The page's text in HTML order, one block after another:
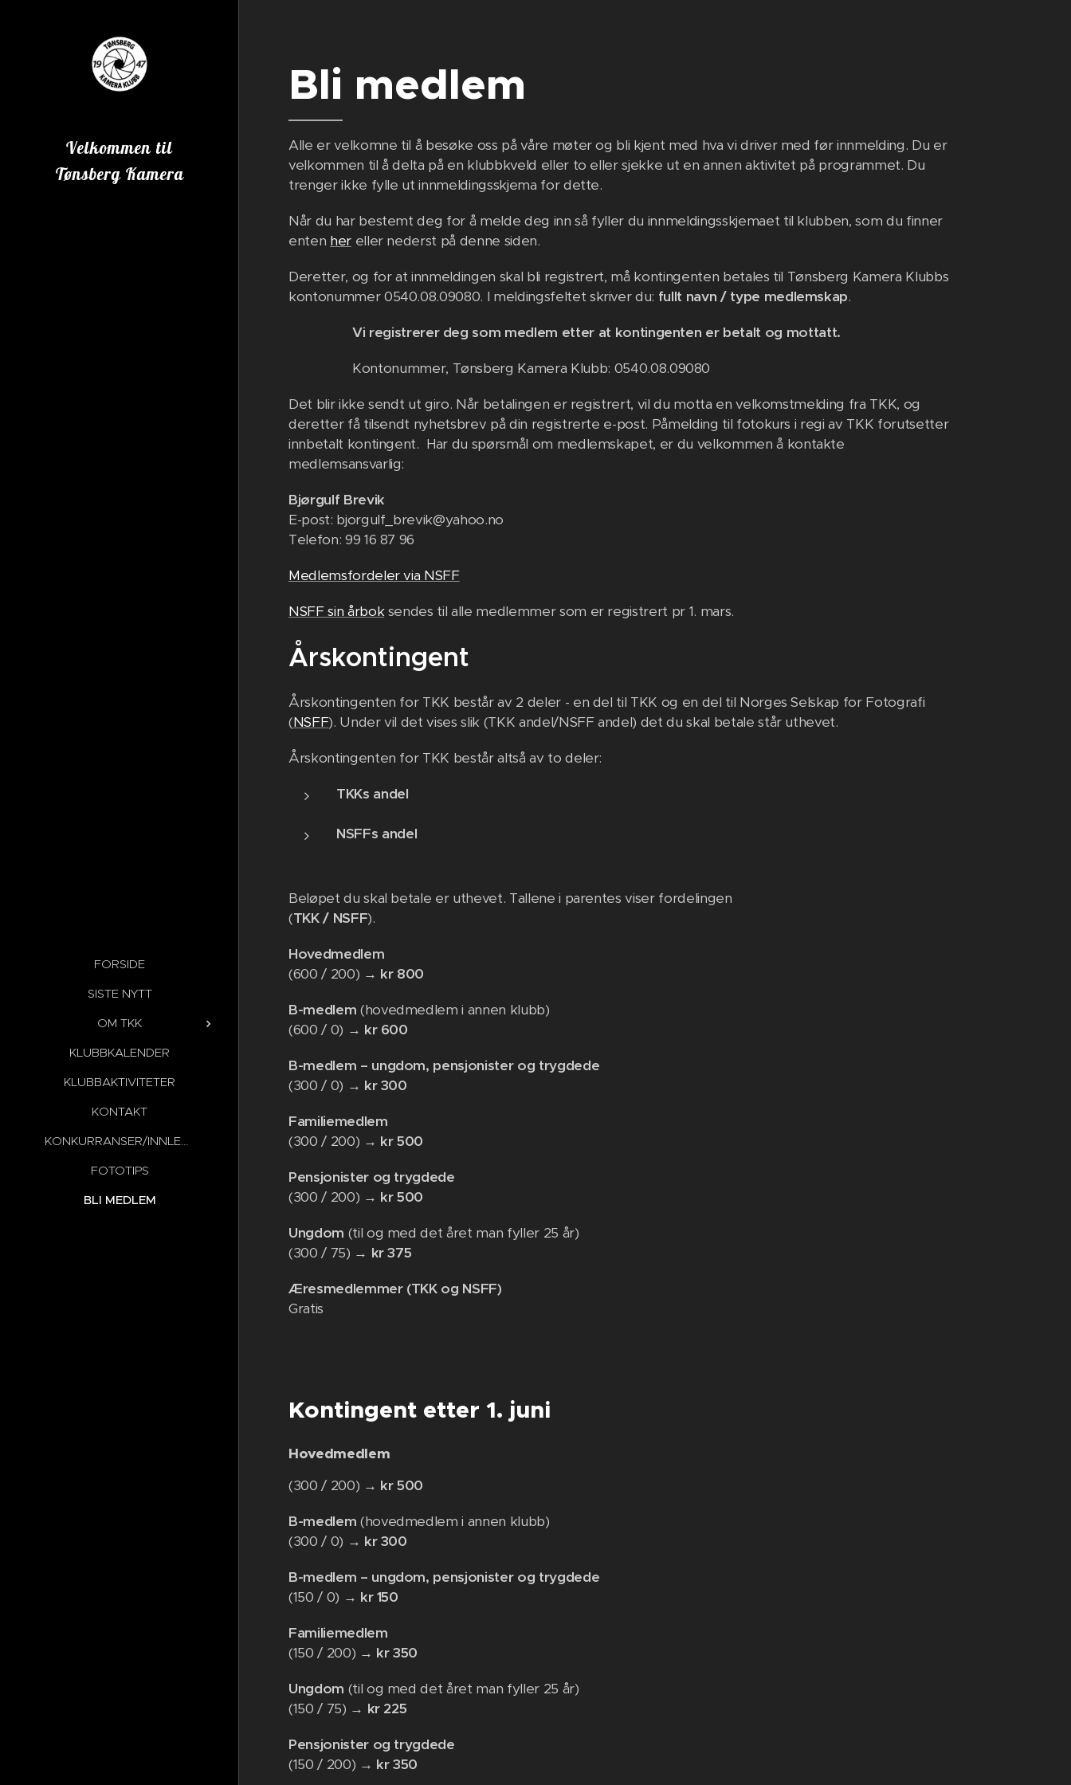
Velkommen til
Tønsberg Kamera
FORSIDE
SISTE NYTT
OM TKK
KLUBBKALENDER
KLUBBAKTIVITETER
KONTAKT
KONKURRANSER/INNLEVERINGER
FOTOTIPS
BLI MEDLEM
Bli medlem
Alle er velkomne til å besøke oss på våre møter og bli kjent med hva vi driver med før innmelding. Du er
velkommen til å delta på en klubbkveld eller to eller sjekke ut en annen aktivitet på programmet. Du
trenger ikke fylle ut innmeldingsskjema for dette.
Når du har bestemt deg for å melde deg inn så fyller du innmeldingsskjemaet til klubben, som du finner
enten hereller nederst på denne siden.
Deretter, og for at innmeldingen skal bli registrert, må kontingenten betales til Tønsberg Kamera Klubbs
kontonummer 0540.08.09080. I meldingsfeltet skriver du: fullt navn / type medlemskap.
Vi registrerer deg som medlem etter at kontingenten er betalt og mottatt.
Kontonummer, Tønsberg Kamera Klubb: 0540.08.09080
Det blir ikke sendt ut giro. Når betalingen er registrert, vil du motta en velkomstmelding fra TKK, og
deretter få tilsendt nyhetsbrev på din registrerte e-post. Påmelding til fotokurs i regi av TKK forutsetter
innbetalt kontingent. Har du spørsmål om medlemskapet, er du velkommen å kontakte
medlemsansvarlig:
Bjørgulf Brevik
E-post: bjorgulf_brevik@yahoo.no
Telefon: 99 16 87 96
Medlemsfordeler via NSFF
NSFF sin årboksendes til alle medlemmer som er registrert pr 1. mars.
Årskontingent
Årskontingenten for TKK består av 2 deler - en del til TKK og en del til Norges Selskap for Fotografi
(NSFF). Under vil det vises slik (TKK andel/NSFF andel) det du skal betale står uthevet.
Årskontingenten for TKK består altså av to deler:
TKKs andel
NSFFs andel
Beløpet du skal betale er uthevet. Tallene i parentes viser fordelingen
(TKK / NSFF).
Hovedmedlem
(600 / 200) → kr 800
B-medlem (hovedmedlem i annen klubb)
(600 / 0) → kr 600
B-medlem – ungdom, pensjonister og trygdede
(300 / 0) → kr 300
Familiemedlem
(300 / 200) → kr 500
Pensjonister og trygdede
(300 / 200) → kr 500
Ungdom (til og med det året man fyller 25 år)
(300 / 75) → kr 375
Æresmedlemmer (TKK og NSFF)
Gratis
Kontingent etter 1. juni
Hovedmedlem
(300 / 200) → kr 500
B-medlem (hovedmedlem i annen klubb)
(300 / 0) → kr 300
B-medlem – ungdom, pensjonister og trygdede
(150 / 0) → kr 150
Familiemedlem
(150 / 200) → kr 350
Ungdom (til og med det året man fyller 25 år)
(150 / 75) → kr 225
Pensjonister og trygdede
(150 / 200) → kr 350